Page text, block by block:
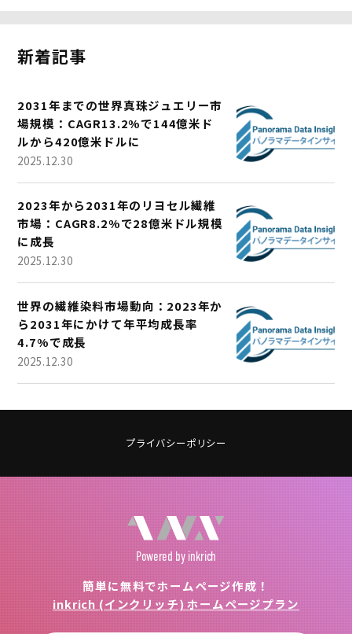
新着記事
2031年までの世界真珠ジュエリー市
場規模：CAGR13.2%で144億米ド
ルから420億米ドルに
2025.12.30
2023年から2031年のリヨセル繊維
市場：CAGR8.2%で28億米ドル規模
に成長
2025.12.30
世界の繊維染料市場動向：2023年か
ら2031年にかけて年平均成長率
4.7%で成長
2025.12.30
プライバシーポリシー
Powered by inkrich
簡単に無料でホームページ作成！
inkrich (インクリッチ) ホームページプラン